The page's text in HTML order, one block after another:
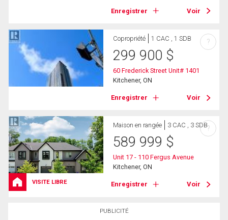
PUBLICITÉ
Enregistrer Voir
Copropriété 1 CAC , 1 SDB
299 900 $
60 Frederick Street Unit# 1401
Kitchener, ON
Enregistrer Voir
?
VISITE LIBRE
Maison en rangée 3 CAC , 3 SDB
589 999 $
Unit 17 - 110 Fergus Avenue
Kitchener, ON
Enregistrer Voir
?